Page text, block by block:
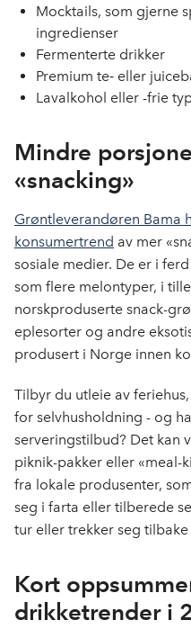
Mocktails, som gjerne
ingredienser
Fermenterte drikker
Premium te‑ eller
Lavalkohol eller -frie
Mindre
«snacking»
Grøntleverandøren Bama
konsumertrend av mer
sosiale medier. De er i
som flere melontyper, i
norskproduserte snack-
eplesorter og andre
produsert i Norge innen
Tilbyr du utleie av
for selvhusholdning - og
serveringstilbud? Det kan
piknik-pakker eller «meal-
fra lokale produsenter,
seg i farta eller tilberede
tur eller trekker seg
Kort
drikketrender i